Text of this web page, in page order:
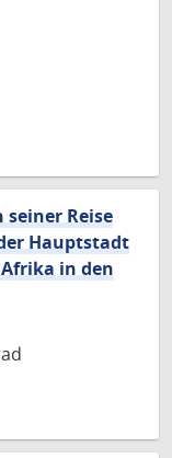
seiner Reise
Hauptstadt
in den